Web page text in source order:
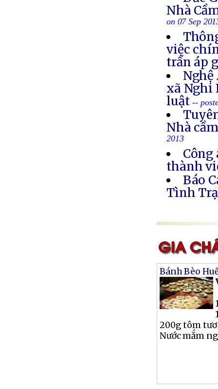
Nhà
on 07 Sep
việc
trấn áp
Nghệ
xã Nghi
luật--
Nhà
2013
thành
Báo
Tình
Bánh Bèo
200g tôm
Nước mắm